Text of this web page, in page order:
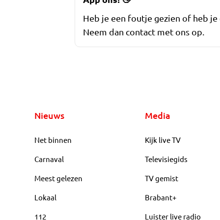
Heb je een foutje gezien of heb
Neem dan contact met ons op.
Nieuws
Net binnen
Carnaval
Meest gelezen
Lokaal
112
Media
Kijk live TV
Televisiegids
TV gemist
Brabant+
Luister live radio